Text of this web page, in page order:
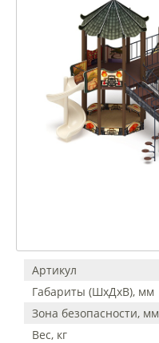
Артикул
Габариты (ШхДхВ), мм
Зона безопасности, мм
Вес, кг